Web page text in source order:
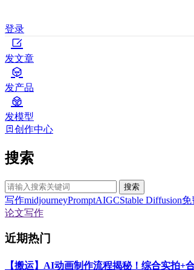
登录
发文章
发产品
发模型
创作中心
搜索
搜索
写作midjourneyPromptAIGCStable Diffusion免
论文写作
近期热门
【搬运】AI动画制作流程揭秘！综合实拍+